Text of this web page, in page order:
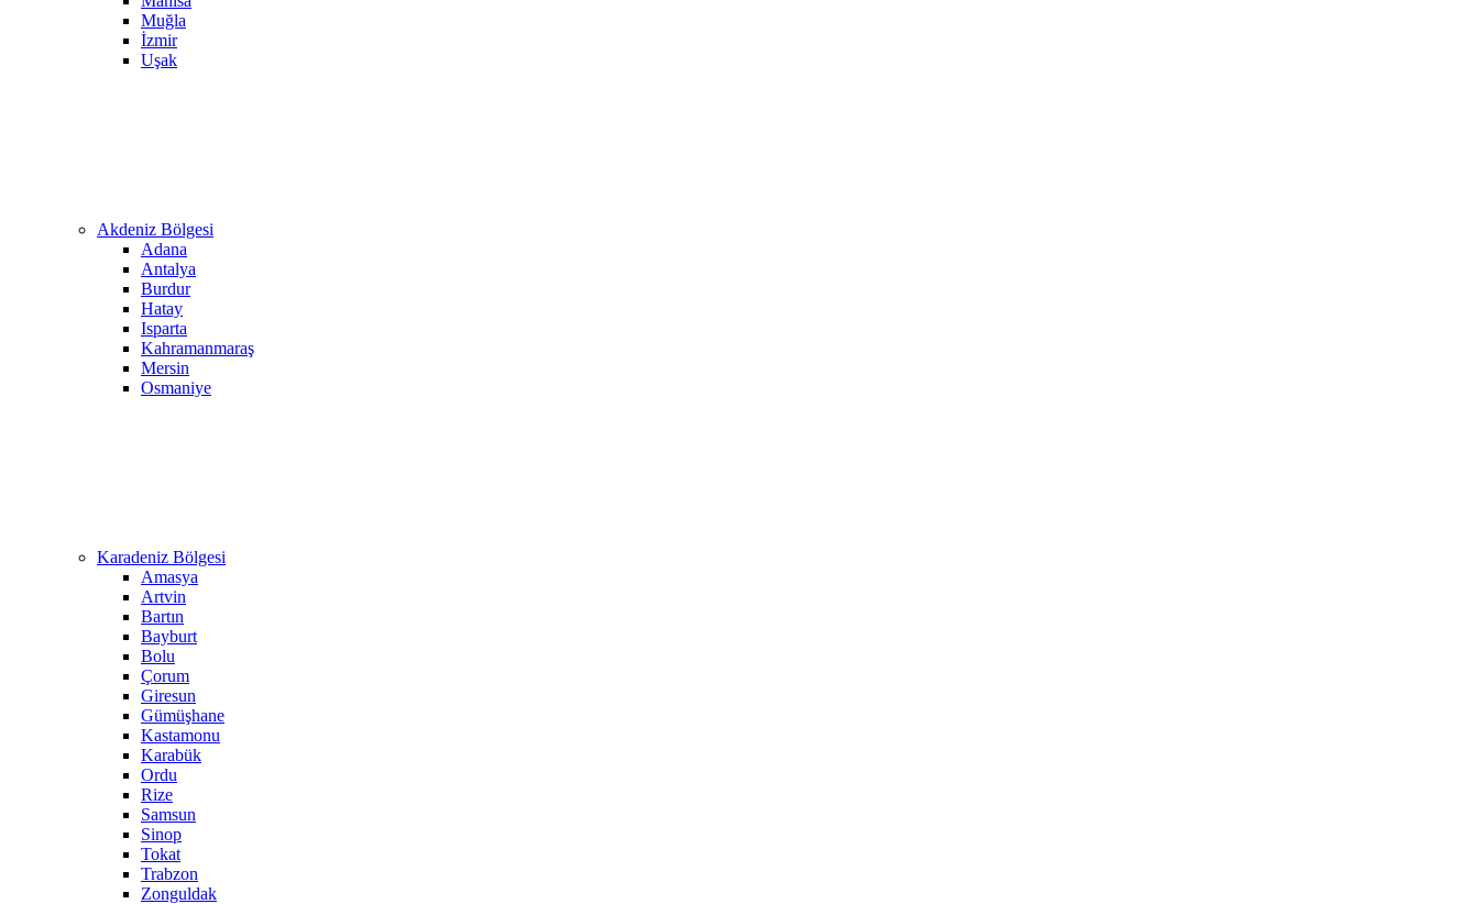
Muğla
İzmir
Uşak
Akdeniz Bölgesi
Adana
Antalya
Burdur
Hatay
Isparta
Kahramanmaraş
Mersin
Osmaniye
Karadeniz Bölgesi
Amasya
Artvin
Bartın
Bayburt
Bolu
Çorum
Giresun
Gümüşhane
Kastamonu
Karabük
Ordu
Rize
Samsun
Sinop
Tokat
Trabzon
Zonguldak